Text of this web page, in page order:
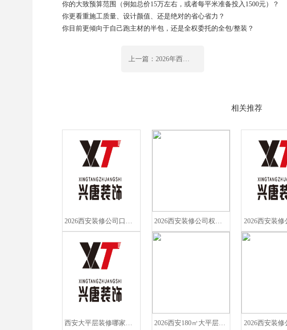
你的大致预算范围（例如总价15万左右，或者每平米准备投入1500元）？
你更看重施工质量、设计颜值、还是绝对的省心省力？
你目前更倾向于自己跑主材的半包，还是全权委托的全包/整装？
相关推荐